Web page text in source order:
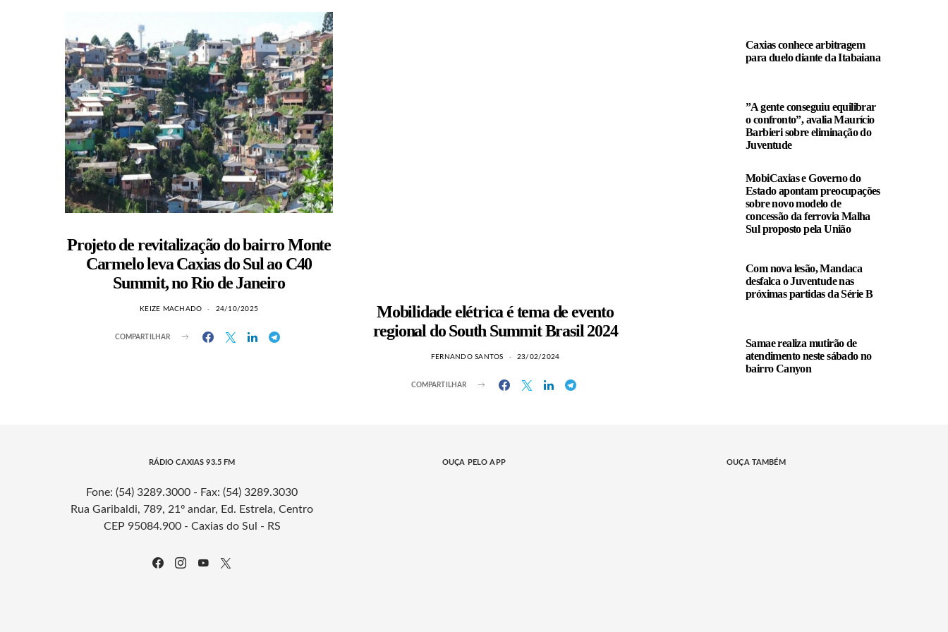
Projeto de revitalização do bairro Monte
Carmelo leva Caxias do Sul ao C40
Summit, no Rio de Janeiro
KEIZE MACHADO 24/10/2025
COMPARTILHAR
Mobilidade elétrica é tema de evento
regional do South Summit Brasil 2024
FERNANDO SANTOS 23/02/2024
COMPARTILHAR
Caxias conhece arbitragem
para duelo diante da Itabaiana
”A gente conseguiu equilibrar
o confronto”, avalia Maurício
Barbieri sobre eliminação do
Juventude
MobiCaxias e Governo do
Estado apontam preocupações
sobre novo modelo de
concessão da ferrovia Malha
Sul proposto pela União
Com nova lesão, Mandaca
desfalca o Juventude nas
próximas partidas da Série B
Samae realiza mutirão de
atendimento neste sábado no
bairro Canyon
RÁDIO CAXIAS 93.5 FM
Fone: (54) 3289.3000 - Fax: (54) 3289.3030
Rua Garibaldi, 789, 21º andar, Ed. Estrela, Centro
CEP 95084.900 - Caxias do Sul - RS
OUÇA PELO APP OUÇA TAMBÉM